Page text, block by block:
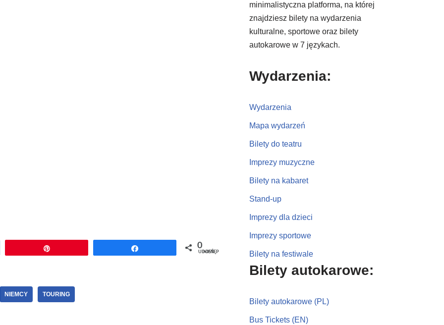
0
UDOSTĘPNIEŃ
NIEMCY TOURING
minimalistyczna platforma, na której
znajdziesz bilety na wydarzenia
kulturalne, sportowe oraz bilety
autokarowe w 7 językach.
Wydarzenia:
Wydarzenia
Mapa wydarzeń
Bilety do teatru
Imprezy muzyczne
Bilety na kabaret
Stand-up
Imprezy dla dzieci
Imprezy sportowe
Bilety na festiwale
Bilety autokarowe:
Bilety autokarowe (PL)
Bus Tickets (EN)